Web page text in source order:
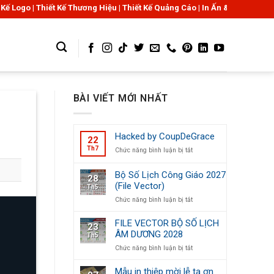
Thương Hiệu | Thiết Kế Quảng Cáo | In Ấn & Sản Xuất Bao Bì Giấy
BÀI VIẾT MỚI NHẤT
22
Th7
Hacked by CoupDeGrace
Chức năng bình luận bị tắtở
CoupDeGrace
28
Th5
Bộ Số Lịch Công Giáo 2027
(File Vector)
Chức năng bình luận bị tắtở
Số
Lịch
Giáo
(File
23
Th5
FILE VECTOR BỘ SỐ LỊCH
ÂM DƯƠNG 2028
Chức năng bình luận bị tắtở
Mẫu in thiệp mời lễ tạ ơn